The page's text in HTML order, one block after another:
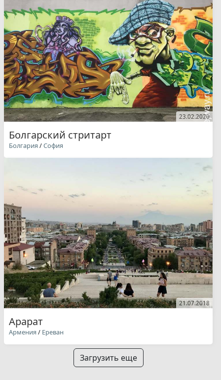
23.02.2020
Болгарский стритарт
Болгария /София
21.07.2018
Арарат
Армения / Ереван
Загрузить еще